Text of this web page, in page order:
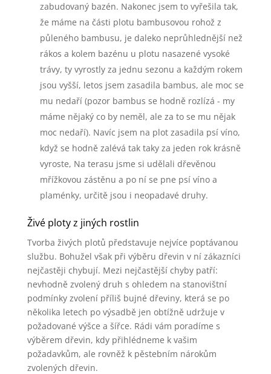
zabudovaný bazén. Nakonec jsem to vyřešila tak,
že máme na části plotu bambusovou rohož z
půleného bambusu, je daleko neprůhlednější než
rákos a kolem bazénu u plotu nasazené vysoké
trávy, ty vyrostly za jednu sezonu a každým rokem
jsou vyšší, letos jsem zasadila bambus, ale moc se
mu nedaří (pozor bambus se hodně rozlízá - my
máme nějaký co by neměl, ale za to se mu nějak
moc nedaří). Navíc jsem na plot zasadila psí víno,
když se hodně zalévá tak taky za jeden rok krásně
vyroste, Na terasu jsme si udělali dřevěnou
mřížkovou zástěnu a po ní se pne psí víno a
plaménky, určitě jsou i neopadavé druhy.
Živé ploty z jiných rostlin
Tvorba živých plotů představuje nejvíce poptávanou
službu. Bohužel však při výběru dřevin v ní zákazníci
nejčastěji chybují. Mezi nejčastější chyby patří:
nevhodně zvolený druh s ohledem na stanovištní
podmínky zvolení příliš bujné dřeviny, která se po
několika letech po výsadbě jen obtížně udržuje v
požadované výšce a šířce. Rádi vám poradíme s
výběrem dřevin, kdy přihlédneme k vašim
požadavkům, ale rovněž k pěstebním nárokům
zvolených dřevin.